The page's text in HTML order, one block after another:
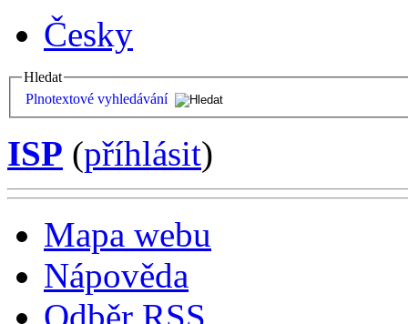
Česky
Hledat
Plnotextové vyhledávání
ISP (příhlásit)
Mapa webu
Nápověda